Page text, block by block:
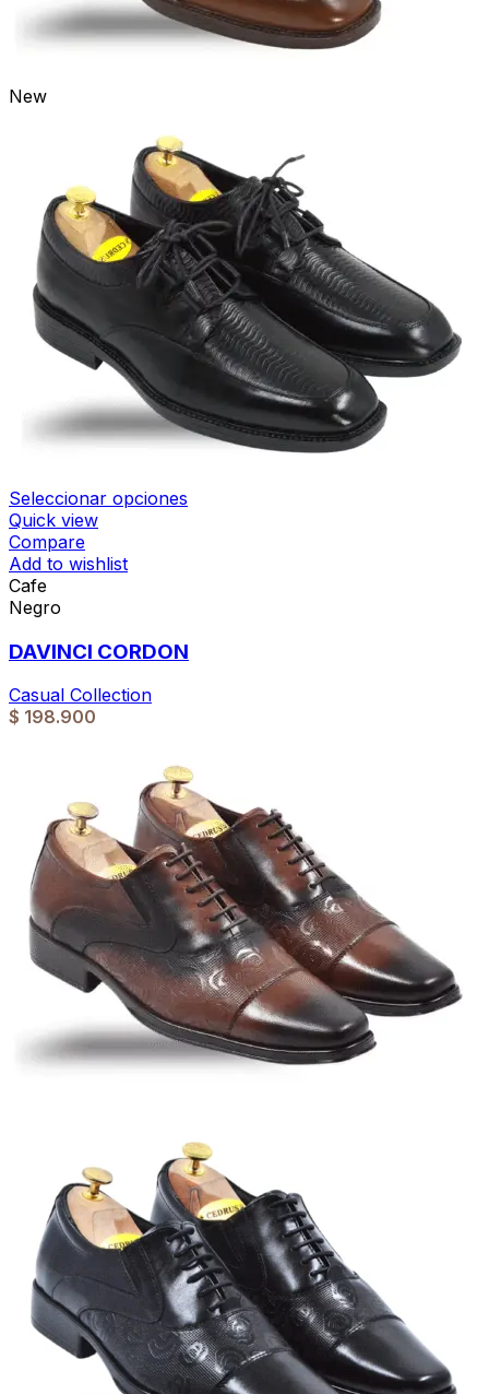
New
Seleccionar opciones
Quick view
Compare
Add to wishlist
Cafe
Negro
DAVINCI CORDON
Casual Collection
$ 198.900